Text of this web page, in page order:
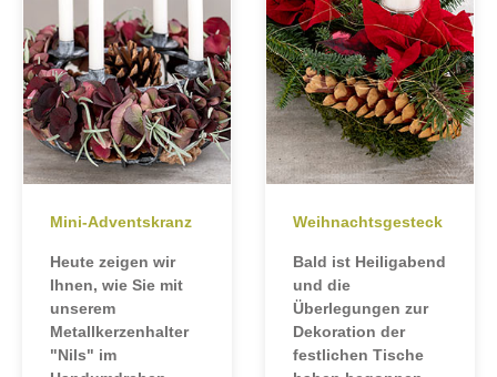
Mini-Adventskranz
Heute zeigen wir
Ihnen, wie Sie mit
unserem
Metallkerzenhalter
"Nils" im
Weihnachtsgesteck
Bald ist Heiligabend
und die
Überlegungen zur
Dekoration der
festlichen Tische